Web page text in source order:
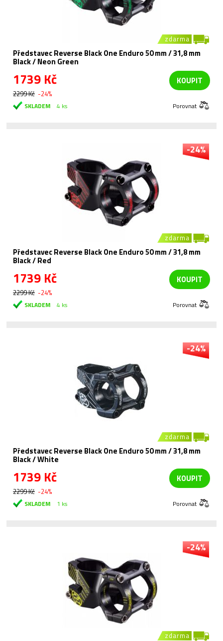
zdarma
Představec Reverse Black One Enduro 50 mm / 31,8 mm
Black / Neon Green
1739 Kč
2299 Kč -24%
KOUPIT
SKLADEM 4 ks Porovnat
-24%
zdarma
Představec Reverse Black One Enduro 50 mm / 31,8 mm
Black / Red
1739 Kč
2299 Kč -24%
KOUPIT
SKLADEM 4 ks Porovnat
-24%
zdarma
Představec Reverse Black One Enduro 50 mm / 31,8 mm
Black / White
1739 Kč
2299 Kč -24%
KOUPIT
SKLADEM 1 ks Porovnat
-24%
zdarma